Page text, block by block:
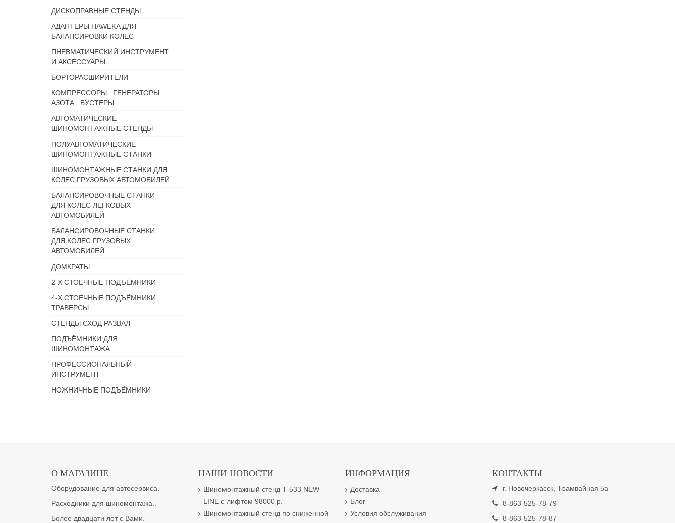
ДИСКОПРАВНЫЕ СТЕНДЫ
АДАПТЕРЫ HAWEKA ДЛЯ
БАЛАНСИРОВКИ КОЛЕС
ПНЕВМАТИЧЕСКИЙ ИНСТРУМЕНТ
И АКСЕССУАРЫ
БОРТОРАСШИРИТЕЛИ
КОМПРЕССОРЫ . ГЕНЕРАТОРЫ
АЗОТА . БУСТЕРЫ .
АВТОМАТИЧЕСКИЕ
ШИНОМОНТАЖНЫЕ СТЕНДЫ
ПОЛУАВТОМАТИЧЕСКИЕ
ШИНОМОНТАЖНЫЕ СТАНКИ
ШИНОМОНТАЖНЫЕ СТАНКИ ДЛЯ
КОЛЕС ГРУЗОВЫХ АВТОМОБИЛЕЙ
БАЛАНСИРОВОЧНЫЕ СТАНКИ
ДЛЯ КОЛЕС ЛЕГКОВЫХ
АВТОМОБИЛЕЙ
БАЛАНСИРОВОЧНЫЕ СТАНКИ
ДЛЯ КОЛЕС ГРУЗОВЫХ
АВТОМОБИЛЕЙ
ДОМКРАТЫ .
2-Х СТОЕЧНЫЕ ПОДЪЁМНИКИ
4-Х СТОЕЧНЫЕ ПОДЪЁМНИКИ.
ТРАВЕРСЫ .
СТЕНДЫ СХОД РАЗВАЛ
ПОДЪЁМНИКИ ДЛЯ
ШИНОМОНТАЖА
ПРОФЕССИОНАЛЬНЫЙ
ИНСТРУМЕНТ
НОЖНИЧНЫЕ ПОДЪЁМНИКИ
О МАГАЗИНЕ
Оборудование для автосервиса.
Расходники для шиномонтажа..
Более двадцати лет с Вами.
НАШИ НОВОСТИ
Шиномонтажный стенд Т-533 NEW
LINE с лифтом 98000 р.
Шиномонтажный стенд по сниженной
ИНФОРМАЦИЯ
Доставка
Блог
Условия обслуживания
КОНТАКТЫ
г. Новочеркасск, Трамвайная 5а
8-863-525-78-79
8-863-525-78-87